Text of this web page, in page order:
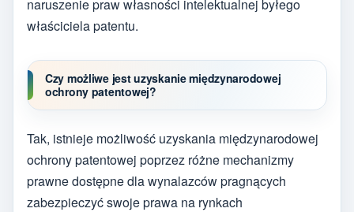
naruszenie praw własności intelektualnej byłego
właściciela patentu.
Czy możliwe jest uzyskanie międzynarodowej
ochrony patentowej?
Tak, istnieje możliwość uzyskania międzynarodowej
ochrony patentowej poprzez różne mechanizmy
prawne dostępne dla wynalazców pragnących
zabezpieczyć swoje prawa na rynkach